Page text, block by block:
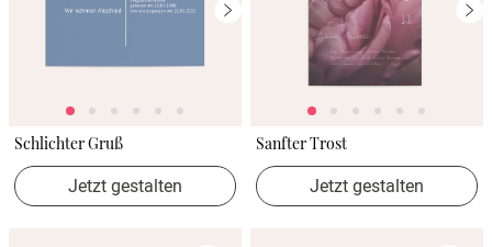
Schlichter Gruß
Jetzt gestalten
Sanfter Trost
Jetzt gestalten